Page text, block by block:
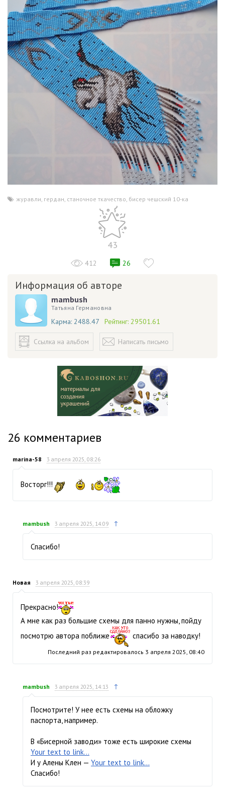
журавли, гердан, станочное ткачество, бисер чешский 10-ка
43
412 26
Информация об авторе
mambush
Татьяна Германовна
Карма: 2488.47 Рейтинг: 29501.61
Ссылка на альбом Написать письмо
26 комментариев
marina-58 3 апреля 2025, 08:26
Восторг!!!
mambush 3 апреля 2025, 14:09 ↑
Спасибо!
Новая 3 апреля 2025, 08:39
Прекрасно!
А мне как раз большие схемы для панно нужны, пойду
посмотрю автора поближе
спасибо за наводку!
Последний раз редактировалось 3 апреля 2025, 08:40
mambush 3 апреля 2025, 14:13 ↑
Посмотрите! У нее есть схемы на обложку
паспорта, например.
В «Бисерной заводи» тоже есть широкие схемы
Your text to link...
И у Алены Клен — Your text to link...
Спасибо!